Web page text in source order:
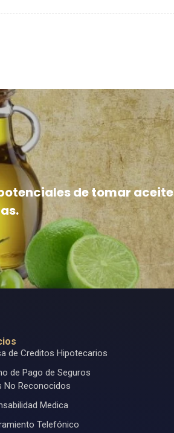
de tomar aceite
de Creditos Hipotecarios
de Pago de Seguros
No Reconocidos
Medica
Telefónico